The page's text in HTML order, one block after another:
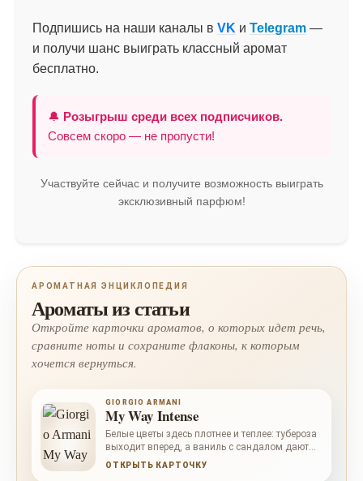
Подпишись на наши каналы в VK и Telegram —
и получи шанс выиграть классный аромат
бесплатно.
🔔 Розыгрыш среди всех подписчиков.
Совсем скоро — не пропусти!
Участвуйте сейчас и получите возможность выиграть
эксклюзивный парфюм!
АРОМАТНАЯ ЭНЦИКЛОПЕДИЯ
Ароматы из статьи
Откройте карточки ароматов, о которых идет речь,
сравните ноты и сохраните флаконы, к которым
хочется вернуться.
GIORGIO ARMANI
My Way Intense
Белые цветы здесь плотнее и теплее: тубероза
выходит вперед, а ваниль с сандалом дают
долгий мягкий финал.
ОТКРЫТЬ КАРТОЧКУ